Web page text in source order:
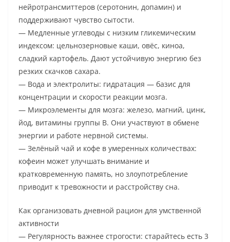
нейротрансмиттеров (серотонин, допамин) и
поддерживают чувство сытости.
— Медленныe углеводы с низким гликемическим
индексом: цельнозерновые каши, овёс, киноа,
сладкий картофель. Дают устойчивую энергию без
резких скачков сахара.
— Вода и электролиты: гидратация — базис для
концентрации и скорости реакции мозга.
— Микроэлементы для мозга: железо, магний, цинк,
йод, витамины группы B. Они участвуют в обмене
энергии и работе нервной системы.
— Зелёный чай и кофе в умеренных количествах:
кофеин может улучшать внимание и
кратковременную память, но злоупотребление
приводит к тревожности и расстройству сна.
Как организовать дневной рацион для умственной
активности
— Регулярность важнее строгости: старайтесь есть 3